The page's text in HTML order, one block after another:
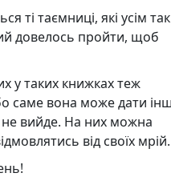
ті таємниці, які усім так
довелось пройти, щоб
у таких книжках теж
саме вона може дати
не вийде. На них можна
від своїх мрій.